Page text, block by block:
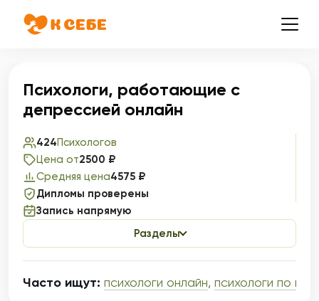
Психологи, работающие с
депрессией онлайн
424Психологов
Цена от2500 ₽
Средняя цена4575 ₽
Дипломы проверены
Запись напрямую
Разделы
Часто ищут: психологи онлайн, психологи по